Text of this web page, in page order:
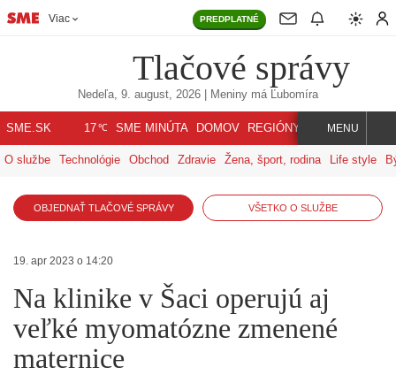
Viac PREDPLATNÉ
Tlačové správy
Nedeľa, 9. august, 2026 | Meniny má Ľubomíra
SME.SK 17℃ SME MINÚTA DOMOV REGIÓNY INDEX SVET
MENU
O službe Technológie Obchod Zdravie Žena, šport, rodina Life style
OBJEDNAŤ TLAČOVÉ SPRÁVY VŠETKO O SLUŽBE
19. apr 2023 o 14:20
Na klinike v Šaci operujú aj
veľké myomatózne zmenené
maternice